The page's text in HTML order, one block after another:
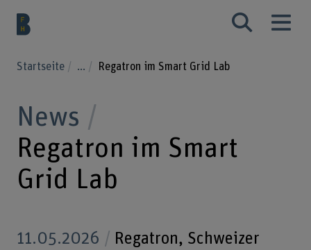
Startseite ... Regatron im Smart Grid Lab
News
Regatron im Smart
Grid Lab
11.05.2026
Regatron, Schweizer